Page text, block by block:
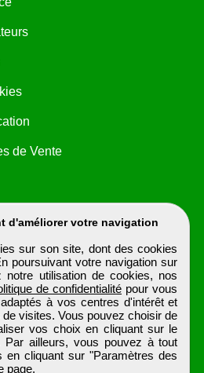
d'améliorer votre navigation
sur son site, dont des cookies
poursuivant votre navigation sur
utilisation de cookies, nos
de confidentialité pour vous
à vos centres d'intérêt et
visites. Vous pouvez choisir de
vos choix en cliquant sur le
Par ailleurs, vous pouvez à tout
en cliquant sur "Paramètres des
page.
de Vente